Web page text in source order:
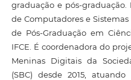
graduação e pós-
de Computadores e Sistemas
de Pós-Graduação em
IFCE. É coordenadora do
Meninas Digitais da
(SBC) desde 2015,